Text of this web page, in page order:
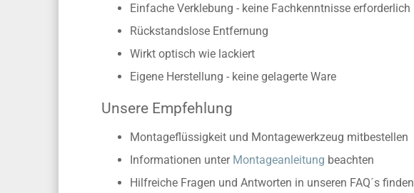
Einfache Verklebung - keine Fachkenntnisse erforderlich
Rückstandslose Entfernung
Wirkt optisch wie lackiert
Eigene Herstellung - keine gelagerte Ware
Unsere Empfehlung
Montageflüssigkeit und Montagewerkzeug mitbestellen
Informationen unter Montageanleitung beachten
Hilfreiche Fragen und Antworten in unseren FAQ´s finden